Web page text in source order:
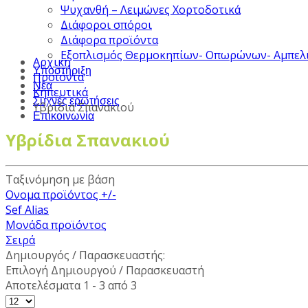
Ψυχανθή – Λειμώνες Χορτοδοτικά
Διάφοροι σπόροι
Διάφορα προϊόντα
Εξοπλισμός Θερμοκηπίων- Οπωρώνων-
Υποστήριξη
Νέα
Συχνές ερωτήσεις
Επικοινωνία
Αρχική
Προϊόντα
Κηπευτικά
Υβρίδια Σπανακιού
Υβρίδια Σπανακιού
Ταξινόμηση με βάση
Ονομα προϊόντος +/-
Sef Alias
Μονάδα προϊόντος
Σειρά
Δημιουργός / Παρασκευαστής:
Επιλογή Δημιουργού / Παρασκευαστή
Αποτελέσματα 1 - 3 από 3